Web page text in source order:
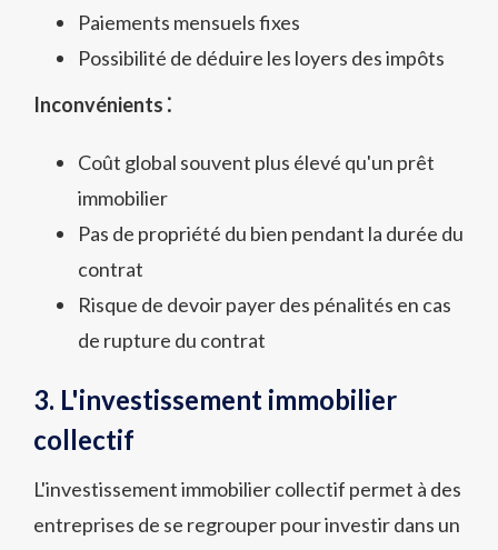
Paiements mensuels fixes
Possibilité de déduire les loyers des impôts
Inconvénients ⁚
Coût global souvent plus élevé qu'un prêt
immobilier
Pas de propriété du bien pendant la durée du
contrat
Risque de devoir payer des pénalités en cas
de rupture du contrat
3. L'investissement immobilier
collectif
L'investissement immobilier collectif permet à des
entreprises de se regrouper pour investir dans un